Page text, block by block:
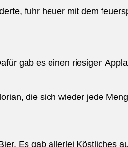
fuhr heuer mit dem
gab es einen riesigen
die sich wieder jede
Es gab allerlei Köstliches